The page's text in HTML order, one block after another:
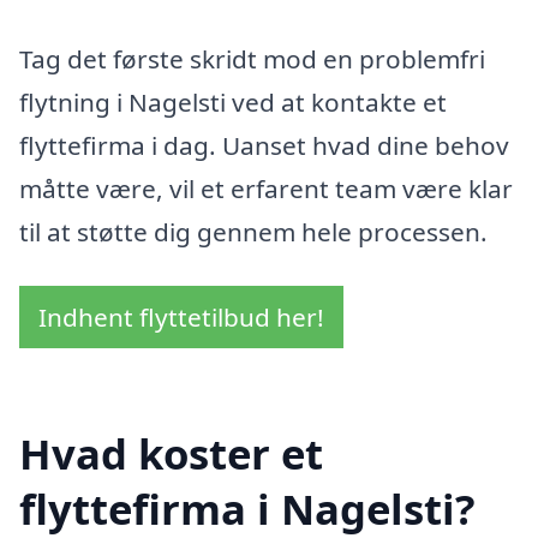
Tag det første skridt mod en problemfri
flytning i Nagelsti ved at kontakte et
flyttefirma i dag. Uanset hvad dine behov
måtte være, vil et erfarent team være klar
til at støtte dig gennem hele processen.
Indhent flyttetilbud her!
Hvad koster et
flyttefirma i Nagelsti?